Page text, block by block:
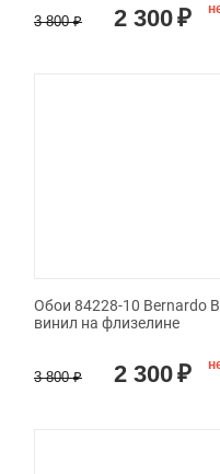
3 800 ₽ 2 300₽
Обои 84228-10 Bernardo
винил на флизелине
3 800 ₽ 2 300₽